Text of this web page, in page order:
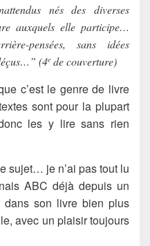
nés des diverses
auxquels elle participe…
pensées, sans idées
(4e de couverture)
c’est le genre de livre
sont pour la plupart
les y lire sans rien
sujet… je n’ai pas tout lu
ABC déjà depuis un
dans son livre bien plus
avec un plaisir toujours